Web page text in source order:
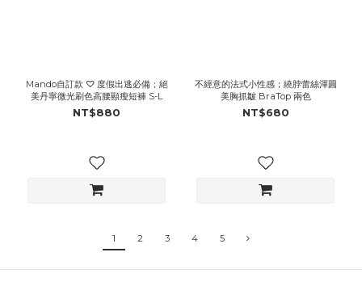
Mando自訂款 ♡ 度假出逃必備；絕
美丹寧微光刷色高腰顯瘦短褲 S-L
NT$880
不經意的法式小性感；繞脖蕾絲渾圓
美胸抓皺 BraTop 兩色
NT$680
1 2 3 4 5